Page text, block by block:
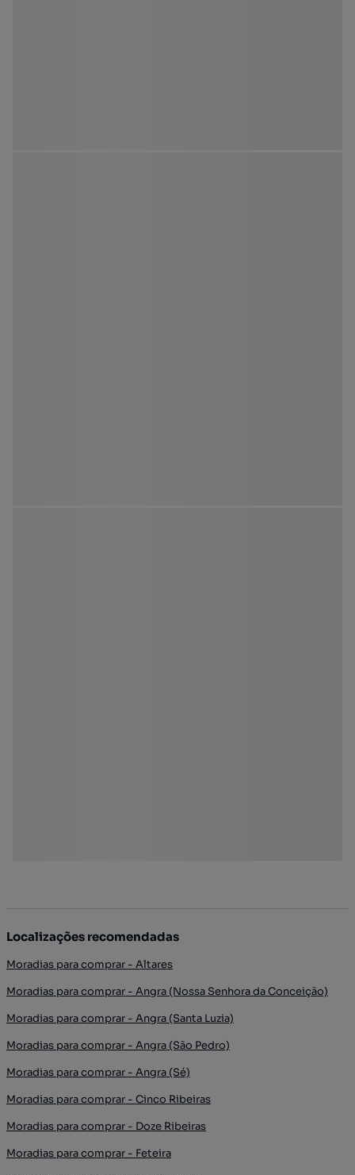
Localizações recomendadas
Moradias para comprar - Altares
Moradias para comprar - Angra (Nossa Senhora da Conceição)
Moradias para comprar - Angra (Santa Luzia)
Moradias para comprar - Angra (São Pedro)
Moradias para comprar - Angra (Sé)
Moradias para comprar - Cinco Ribeiras
Moradias para comprar - Doze Ribeiras
Moradias para comprar - Feteira